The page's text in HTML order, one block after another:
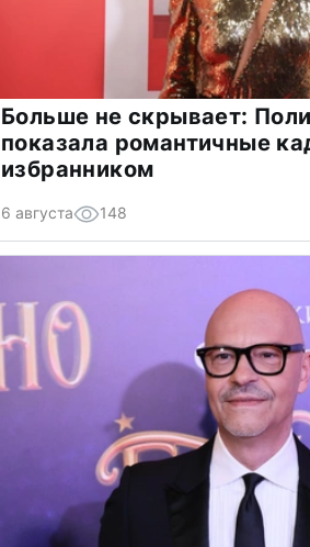
Больше не скрывает:
показала романтичные
избранником
6 августа 148